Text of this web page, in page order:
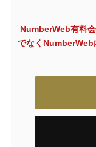
NumberWeb有料
でなく NumberWeb